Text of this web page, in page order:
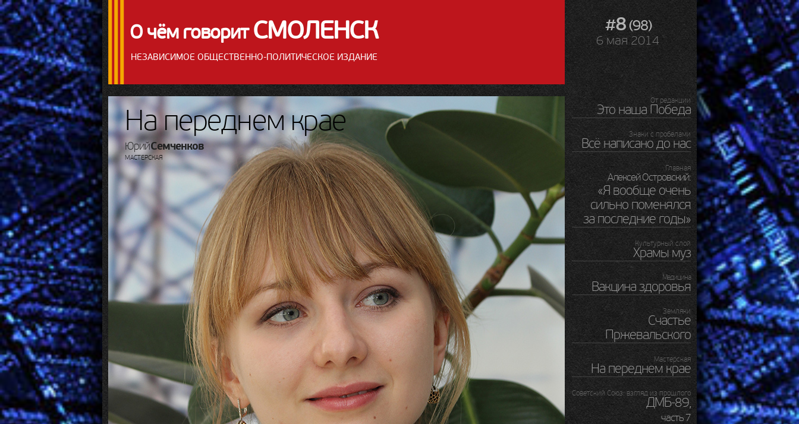
О чём говоритСМОЛЕНСК
НЕЗАВИСИМОЕ ОБЩЕСТВЕННО-ПОЛИТИЧЕСКОЕ ИЗДАНИЕ
#8(98)
6 мая 2014
На переднем крае
ЮрийСемченков
МАСТЕРСКАЯ
От редакции
Это наша Победа
Знаки с пробелами
Всё написано до нас
Главная
Алексей Островский:
«Я вообще очень
сильно поменялся
за последние годы»
Культурный слой
Храмы муз
Медицина
Вакцина здоровья
Земляки
Счастье
Пржевальского
Мастерская
На переднем крае
Советский Союз: взгляд из прошлого
ДМБ-89,
часть 7